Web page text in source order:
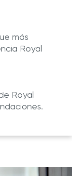
más
Royal
Royal